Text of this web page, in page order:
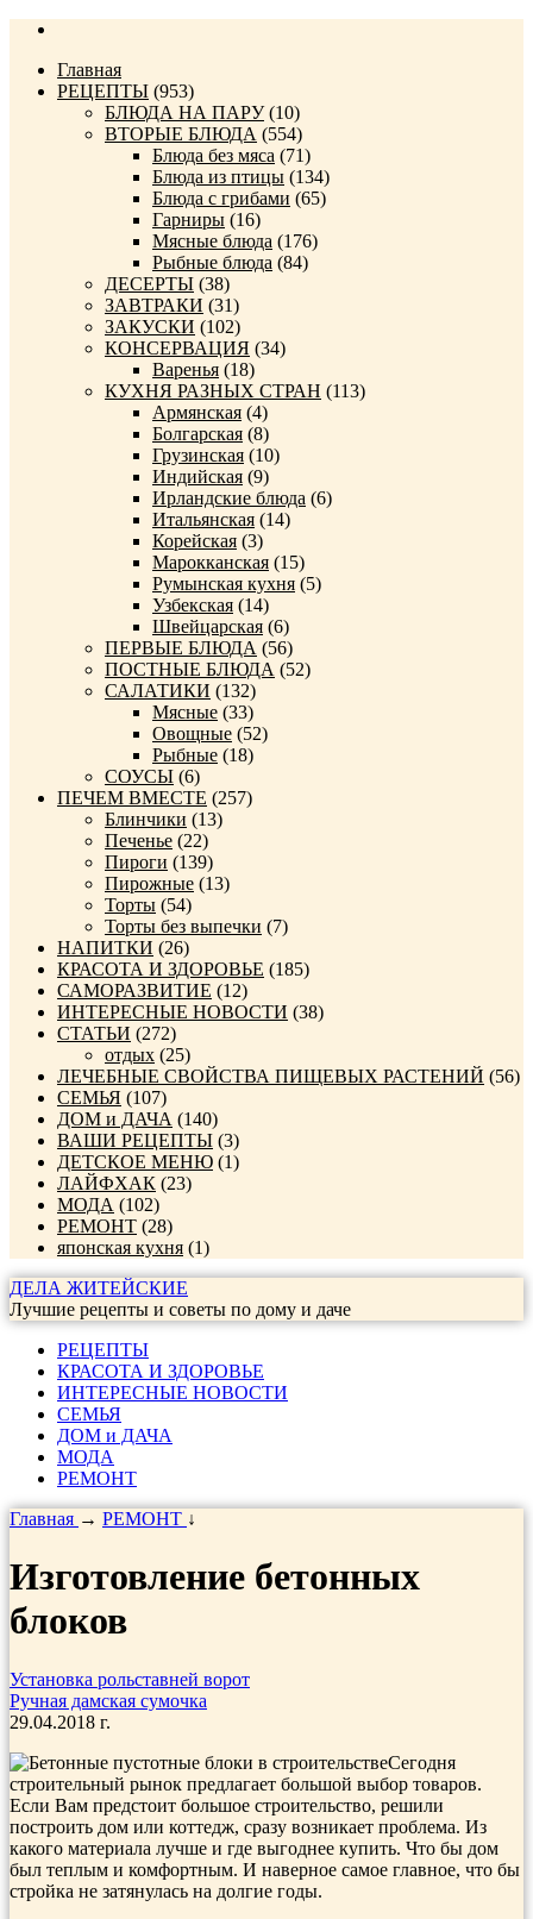
Главная
РЕЦЕПТЫ (953)
БЛЮДА НА ПАРУ(10)
ВТОРЫЕ БЛЮДА (554)
Блюда без мяса (71)
Блюда из птицы (134)
Блюда с грибами (65)
Гарниры (16)
Мясные блюда (176)
Рыбные блюда (84)
ДЕСЕРТЫ (38)
ЗАВТРАКИ (31)
ЗАКУСКИ (102)
КОНСЕРВАЦИЯ (34)
Варенья (18)
КУХНЯ РАЗНЫХ СТРАН (113)
Армянская (4)
Болгарская (8)
Грузинская (10)
Индийская (9)
Ирландские блюда (6)
Итальянская (14)
Корейская (3)
Марокканская (15)
Румынская кухня (5)
Узбекская (14)
Швейцарская (6)
ПЕРВЫЕ БЛЮДА (56)
ПОСТНЫЕ БЛЮДА (52)
САЛАТИКИ (132)
Мясные (33)
Овощные (52)
Рыбные (18)
СОУСЫ (6)
ПЕЧЕМ ВМЕСТЕ (257)
Блинчики (13)
Печенье (22)
Пироги (139)
Пирожные (13)
Торты (54)
Торты без выпечки (7)
НАПИТКИ (26)
КРАСОТА И ЗДОРОВЬЕ (185)
САМОРАЗВИТИЕ (12)
ИНТЕРЕСНЫЕ НОВОСТИ (38)
СТАТЬИ (272)
отдых (25)
ЛЕЧЕБНЫЕ СВОЙСТВА ПИЩЕВЫХ РАСТЕНИЙ (56)
СЕМЬЯ (107)
ДОМ и ДАЧА (140)
ВАШИ РЕЦЕПТЫ (3)
ДЕТСКОЕ МЕНЮ (1)
ЛАЙФХАК (23)
МОДА (102)
РЕМОНТ (28)
японская кухня (1)
ДЕЛА ЖИТЕЙСКИЕ
Лучшие рецепты и советы по дому и даче
РЕЦЕПТЫ
КРАСОТА И ЗДОРОВЬЕ
ИНТЕРЕСНЫЕ НОВОСТИ
СЕМЬЯ
ДОМ и ДАЧА
МОДА
РЕМОНТ
Главная → РЕМОНТ ↓
Изготовление бетонных
блоков
Установка рольставней ворот
Ручная дамская сумочка
29.04.2018 г.
Сегодня
строительный рынок предлагает большой выбор товаров.
Если Вам предстоит большое строительство, решили
построить дом или коттедж, сразу возникает проблема. Из
какого материала лучше и где выгоднее купить. Что бы дом
был теплым и комфортным. И наверное самое главное, что бы
стройка не затянулась на долгие годы.